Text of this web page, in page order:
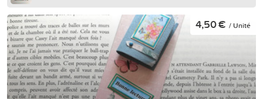
4,50 € / Unité